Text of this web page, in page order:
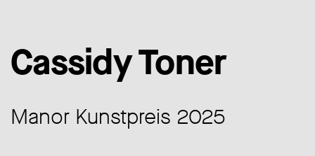
Cassidy Toner
Manor Kunstpreis 2025